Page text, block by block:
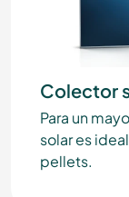
Colector
Para un
solar es
pellets.